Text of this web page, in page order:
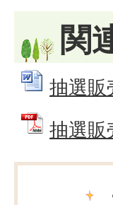
関
抽選販
抽選販